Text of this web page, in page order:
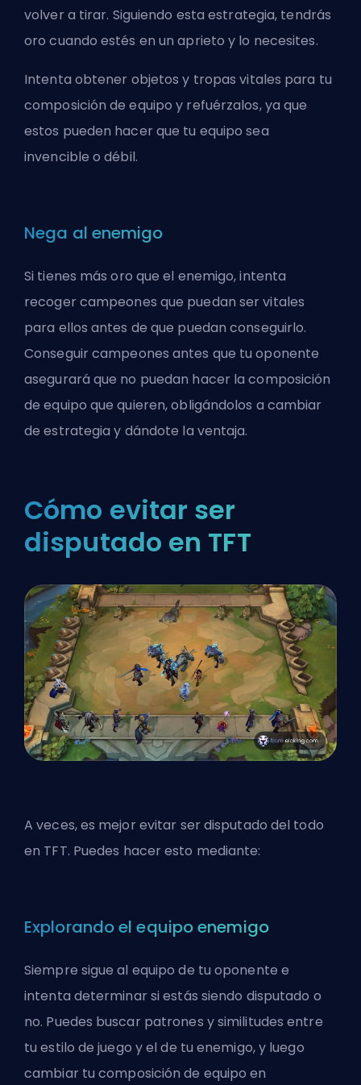
volver a tirar. Siguiendo esta estrategia, tendrás
oro cuando estés en un aprieto y lo necesites.
Intenta obtener objetos y tropas vitales para tu
composición de equipo y refuérzalos, ya que
estos pueden hacer que tu equipo sea
invencible o débil.
Nega al enemigo
Si tienes más oro que el enemigo, intenta
recoger campeones que puedan ser vitales
para ellos antes de que puedan conseguirlo.
Conseguir campeones antes que tu oponente
asegurará que no puedan hacer la composición
de equipo que quieren, obligándolos a cambiar
de estrategia y dándote la ventaja.
Cómo evitar ser
disputado en TFT
A veces, es mejor evitar ser disputado del todo
en TFT. Puedes hacer esto mediante:
Explorando el equipo enemigo
Siempre sigue al equipo de tu oponente e
intenta determinar si estás siendo disputado o
no. Puedes buscar patrones y similitudes entre
tu estilo de juego y el de tu enemigo, y luego
cambiar tu composición de equipo en